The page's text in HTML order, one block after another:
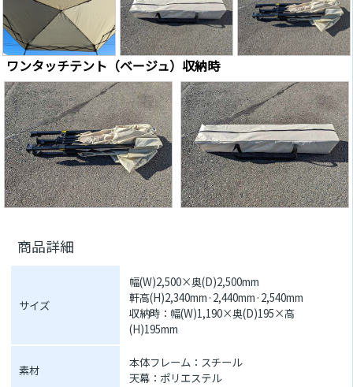
ワンタッチテント（ベージュ）収納時
商品詳細
サイズ
幅(W)2,500×奥(D)2,500mm
軒高(H)2,340mm·2,440mm·2,540mm
収納時：幅(W)1,190×奥(D)195×高
(H)195mm
素材
本体フレーム：スチール
天幕：ポリエステル